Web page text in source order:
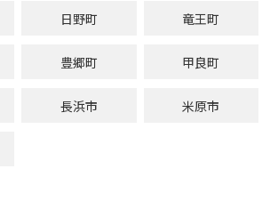
日野町 竜王町
豊郷町 甲良町
長浜市 米原市